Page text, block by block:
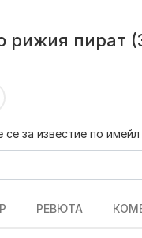
рижия пират
за известие по
РЕВЮТА